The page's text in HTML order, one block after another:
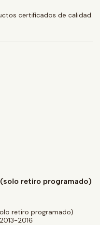
certificados de calidad.
retiro programado)
retiro programado)
2016